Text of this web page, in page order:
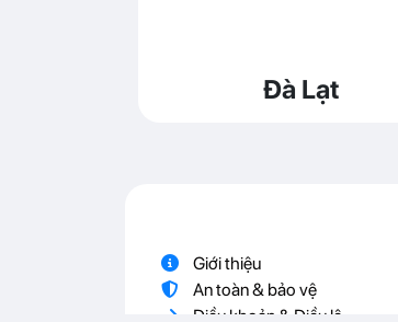
Đà Lạt
Giới thiệu
An toàn & bảo vệ
Điều khoản & Điều lệ